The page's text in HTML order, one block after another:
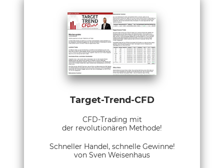
Target-Trend-CFD
CFD-Trading mit
der revolutionären Methode!
Schneller Handel, schnelle Gewinne!
von Sven Weisenhaus